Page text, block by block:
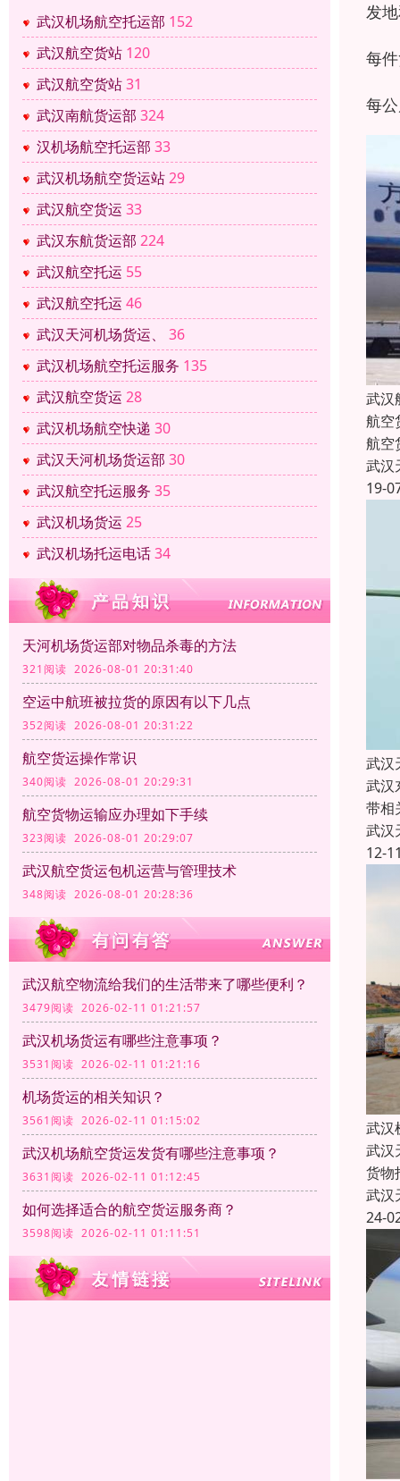
武汉机场航空托运部 152
武汉航空货站 120
武汉航空货站31
武汉南航货运部 324
汉机场航空托运部 33
武汉机场航空货运站29
武汉航空货运 33
武汉东航货运部 224
武汉航空托运 55
武汉航空托运 46
武汉天河机场货运、
36
武汉机场航空托运服务 135
武汉航空货运 28
武汉机场航空快递 30
武汉天河机场货运部 30
武汉航空托运服务 35
武汉机场货运 25
武汉机场托运电话34
天河机场货运部对物品杀毒的方法
321阅读 2026-08-01 20:31:40
空运中航班被拉货的原因有以下几点
352阅读 2026-08-01 20:31:22
航空货运操作常识
340阅读 2026-08-01 20:29:31
航空货物运输应办理如下手续
323阅读 2026-08-01 20:29:07
武汉航空货运包机运营与管理技术
348阅读 2026-08-01 20:28:36
武汉航空物流给我们的生活带来了哪些便利？
3479阅读 2026-02-11 01:21:57
武汉机场货运有哪些注意事项？
3531阅读 2026-02-11 01:21:16
机场货运的相关知识？
3561阅读 2026-02-11 01:15:02
武汉机场航空货运发货有哪些注意事项？
3631阅读 2026-02-11 01:12:45
如何选择适合的航空货运服务商？
3598阅读 2026-02-11 01:11:51
发
每
每
武汉
航空
航空
武汉
19-
武汉
武汉
带相
武汉
12-
武汉
武汉
货物
武汉
24-